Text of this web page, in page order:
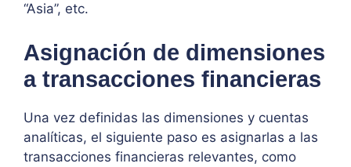
“Asia”, etc.
Asignación de dimensiones
a transacciones financieras
Una vez definidas las dimensiones y cuentas
analíticas, el siguiente paso es asignarlas a las
transacciones financieras relevantes, como